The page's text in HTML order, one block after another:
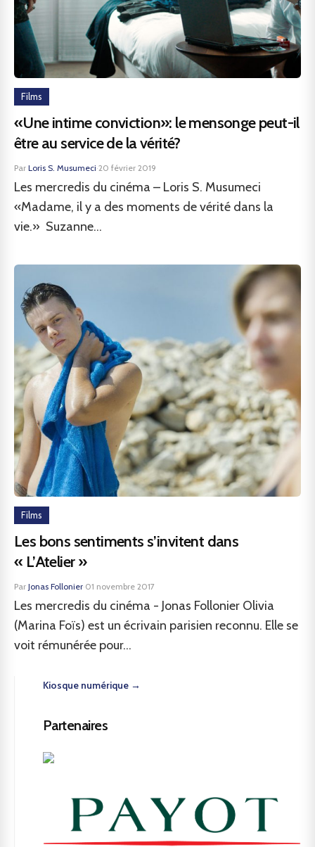
Films
«Une intime conviction»: le mensonge peut-il
être au service de la vérité?
Par Loris S. Musumeci·20 février 2019
Les mercredis du cinéma – Loris S. Musumeci
«Madame, il y a des moments de vérité dans la
vie.» Suzanne...
Films
Les bons sentiments s’invitent dans
« L’Atelier »
Par Jonas Follonier·01 novembre 2017
Les mercredis du cinéma - Jonas Follonier Olivia
(Marina Foïs) est un écrivain parisien reconnu. Elle se
voit rémunérée pour...
Kiosque numérique →
Partenaires